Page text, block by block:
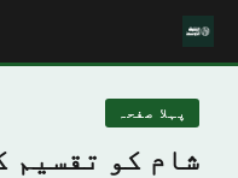
پہلا صفحہ
شام کو تقسیم